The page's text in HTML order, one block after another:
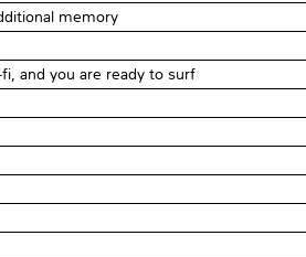
memory
and you are ready to surf